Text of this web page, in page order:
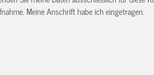
Meine Anschrift habe ich eingetragen.